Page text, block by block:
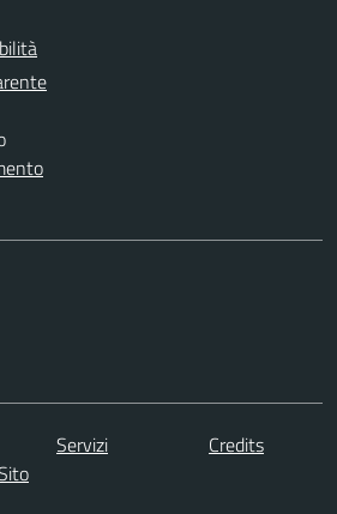
Servizi
Credits